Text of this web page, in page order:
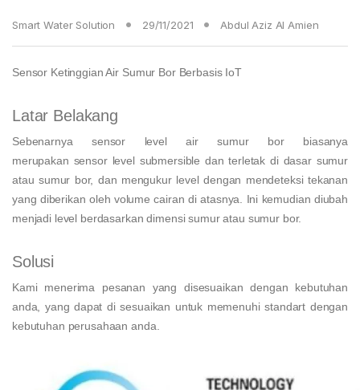
Smart Water Solution 29/11/2021 Abdul Aziz Al Amien
Sensor Ketinggian Air Sumur Bor Berbasis IoT
Latar Belakang
Sebenarnya sensor level air sumur bor biasanya
merupakan sensor level submersible dan terletak di dasar sumur
atau sumur bor, dan mengukur level dengan mendeteksi tekanan
yang diberikan oleh volume cairan di atasnya. Ini kemudian diubah
menjadi level berdasarkan dimensi sumur atau sumur bor.
Solusi
Kami menerima pesanan yang disesuaikan dengan kebutuhan
anda, yang dapat di sesuaikan untuk memenuhi standart dengan
kebutuhan perusahaan anda.